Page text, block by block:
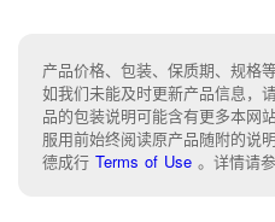
产品价格、包装、保质期、规格
如我们未能及时更新产品信息，
品的包装说明可能含有更多本网
服用前始终阅读原产品随附的说
德成行 Terms of Use 。 详情请